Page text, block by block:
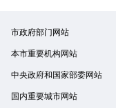
市政府部门网站
本市重要机构网站
中央政府和国家部委网站
国内重要城市网站